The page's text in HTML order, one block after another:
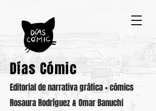
Días Cómic
Editorial de narrativa gráfica + cómics
Rosaura Rodríguez & Omar Banuchi